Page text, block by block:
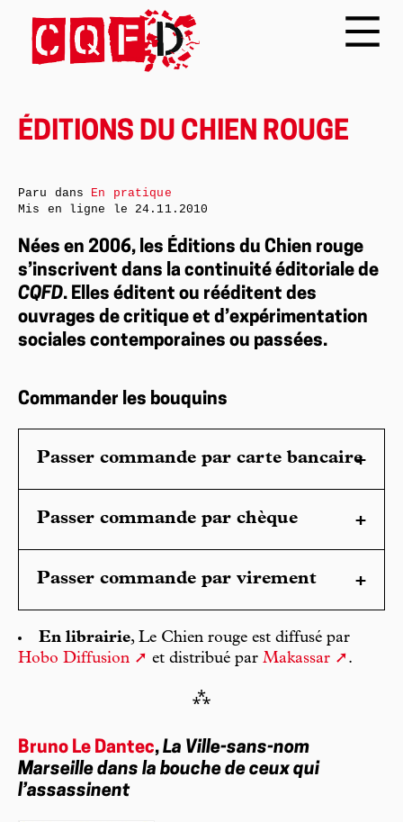
ÉDITIONS DU CHIEN ROUGE
Nées en 2006, les Éditions du Chien rouge
s’inscrivent dans la continuité éditoriale de
CQFD. Elles éditent ou rééditent des
ouvrages de critique et d’expérimentation
sociales contemporaines ou passées.
Commander les bouquins
Passer commande par carte bancaire
Passer commande par chèque
Passer commande par virement
En librairie, Le Chien rouge est diffusé par
Hobo Diffusion
et distribué par Makassar .
⁂
Bruno Le Dantec, La Ville-sans-nom
Marseille dans la bouche de ceux qui
l’assassinent
Paru dans En pratique
Mis en ligne le 24.11.2010